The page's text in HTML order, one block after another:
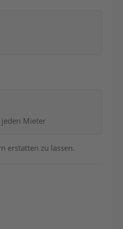
Mieter
erstatten zu lassen.